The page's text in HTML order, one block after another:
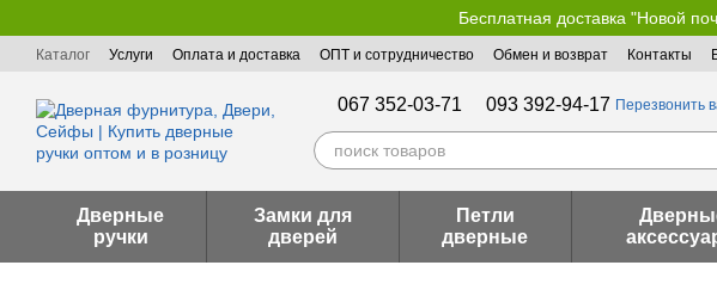
Бесплатная доставка "Новой
Каталог Услуги Оплата и доставка ОПТ и сотрудничество Обмен и возврат Контакты
067 352-03-71 093 392-94-17 Перезвонить
Дверные
ручки
Замки для
дверей
Петли
дверные